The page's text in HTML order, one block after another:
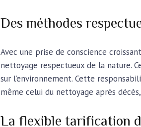
Des méthodes
Avec une prise de conscience
nettoyage respectueux de la nature.
sur l’environnement. Cette
même celui du nettoyage après
La flexible tarification